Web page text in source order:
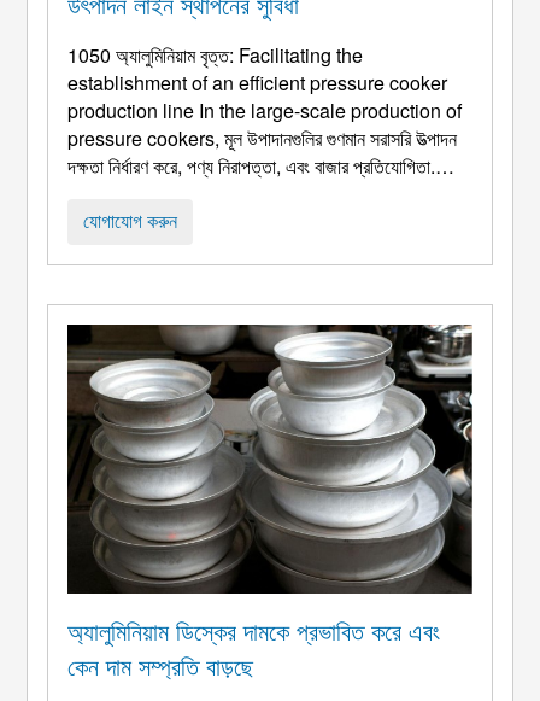
1050 অ্যালুমিনিয়াম বৃত্ত: Facilitating the
establishment of an efficient pressure cooker
production line In the large-scale production of
pressure cookers, মূল উপাদানগুলির গুণমান সরাসরি উত্পাদন
দক্ষতা নির্ধারণ করে, পণ্য নিরাপত্তা, এবং বাজার প্রতিযোগিতা.
হিসাবে, 1050 অ্যালুমিনিয়াম চেনাশোনাগুলি উচ্চ-দক্ষতা
যোগাযোগ করুন
অ্যালুমিনিয়াম ডিস্কের দামকে প্রভাবিত করে এবং
কেন দাম সম্প্রতি বাড়ছে